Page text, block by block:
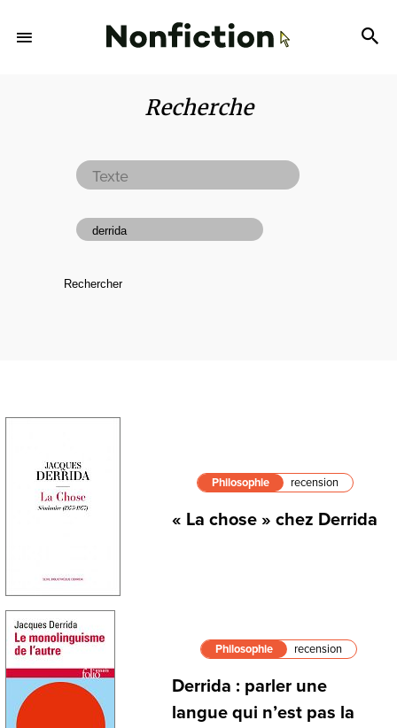
Recherche
Philosophie recension
« La chose » chez Derrida
Philosophie recension
Derrida : parler une
langue qui n’est pas la